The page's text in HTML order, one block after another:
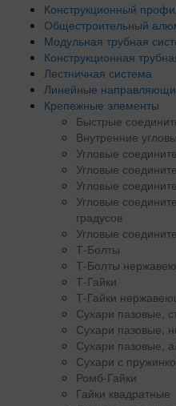
Конструкционный
Общестроительный
Модульная трубная
Конструкционная
Лестничная система
Линейные
Крепежные элементы
Быстрые
Внутренние
Угловые
Угловые
Угловые
Угловые
градусов
Угловые
Т-Болты
Т-Болты
Т-Гайки
Т-Гайки
Сухари пазовые,
Сухари пазовые,
Сухари пазовые,
Сухари с
Ромб-Гайки
Гайки квадратные